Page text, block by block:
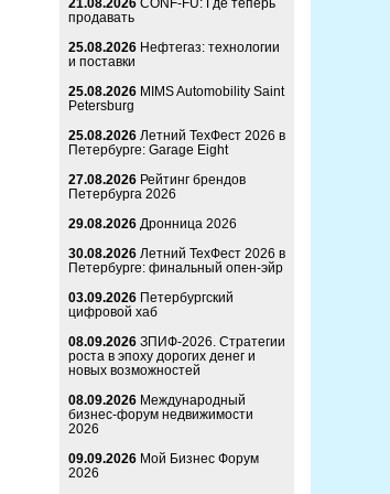
21.08.2026 CONF-FU: Где теперь
продавать
25.08.2026 Нефтегаз: технологии
и поставки
25.08.2026 MIMS Automobility Saint
Petersburg
25.08.2026 Летний ТехФест 2026 в
Петербурге: Garage Eight
27.08.2026 Рейтинг брендов
Петербурга 2026
29.08.2026 Дронница 2026
30.08.2026 Летний ТехФест 2026 в
Петербурге: финальный опен-эйр
03.09.2026 Петербургский
цифровой хаб
08.09.2026 ЗПИФ-2026. Стратегии
роста в эпоху дорогих денег и
новых возможностей
08.09.2026 Международный
бизнес-форум недвижимости
2026
09.09.2026 Мой Бизнес Форум
2026